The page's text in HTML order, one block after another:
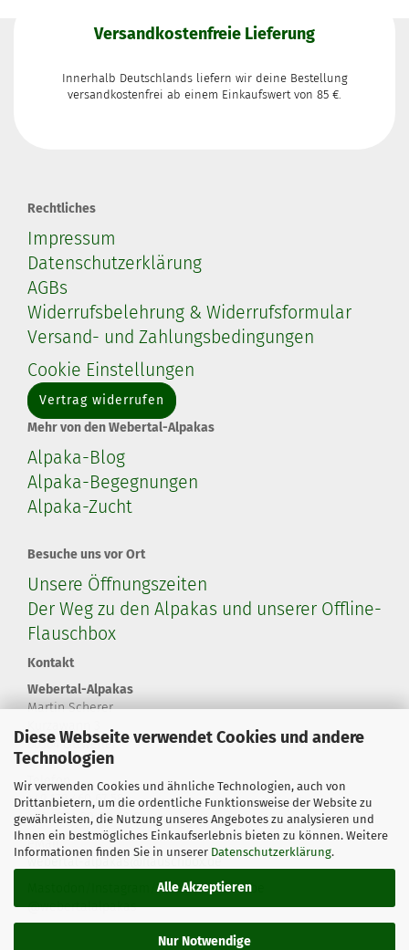
Diese Webseite verwendet Cookies und andere
Technologien
Wir verwenden Cookies und ähnliche Technologien, auch von
Drittanbietern, um die ordentliche Funktionsweise der Website zu
gewährleisten, die Nutzung unseres Angebotes zu analysieren und
Ihnen ein bestmögliches Einkaufserlebnis bieten zu können. Weitere
Informationen finden Sie in unserer Datenschutzerklärung.
Alle Akzeptieren
Nur Notwendige
Versandkostenfreie Lieferung
Innerhalb Deutschlands liefern wir deine Bestellung
versandkostenfrei ab einem Einkaufswert von 85 €.
Rechtliches
Impressum
Datenschutzerklärung
AGBs
Widerrufsbelehrung & Widerrufsformular
Versand- und Zahlungsbedingungen
Cookie Einstellungen
Vertrag widerrufen
Mehr von den Webertal-Alpakas
Alpaka-Blog
Alpaka-Begegnungen
Alpaka-Zucht
Besuche uns vor Ort
Unsere Öffnungszeiten
Der Weg zu den Alpakas und unserer Offline-
Flauschbox
Kontakt
Webertal-Alpakas
Martin Scherer
Kurzawann 3
66564 Ottweiler
Telefon
+49 179 460 67 58
+49 6824 20 80 60 8
eMail
Facebook/YouTube
@webertalalpakas